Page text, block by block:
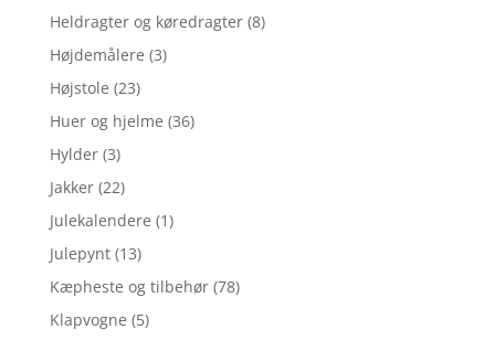
Heldragter og køredragter (8)
Højdemålere (3)
Højstole (23)
Huer og hjelme (36)
Hylder (3)
Jakker (22)
Julekalendere (1)
Julepynt (13)
Kæpheste og tilbehør (78)
Klapvogne (5)